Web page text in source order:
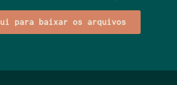
para baixar os arquivos